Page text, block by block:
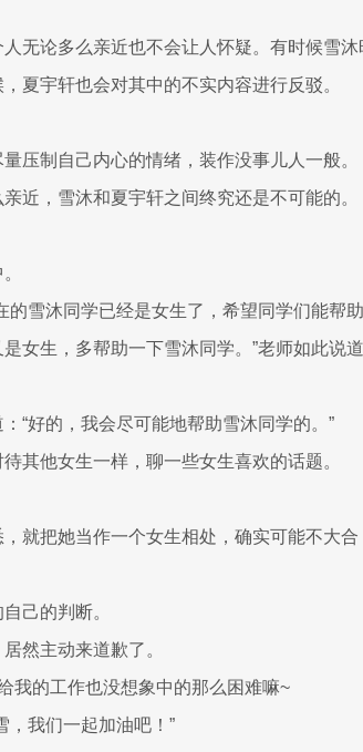
无论多么亲近也不会让人怀疑。有时候雪沐
夏宇轩也会对其中的不实内容进行反驳。
压制自己内心的情绪，装作没事儿人一般。
近，雪沐和夏宇轩之间终究还是不可能的。
雪沐同学已经是女生了，希望同学们能帮
女生，多帮助一下雪沐同学。”老师如此说道
“好的，我会尽可能地帮助雪沐同学的。”
其他女生一样，聊一些女生喜欢的话题。
就把她当作一个女生相处，确实可能不大合
己的判断。
然主动来道歉了。
我的工作也没想象中的那么困难嘛~
，我们一起加油吧！”